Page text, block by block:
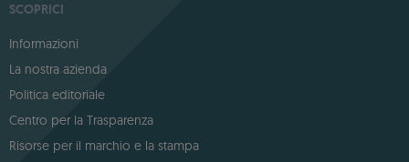
SCOPRICI
Informazioni
La nostra azienda
Politica editoriale
Centro per la Trasparenza
Risorse per il marchio e la stampa